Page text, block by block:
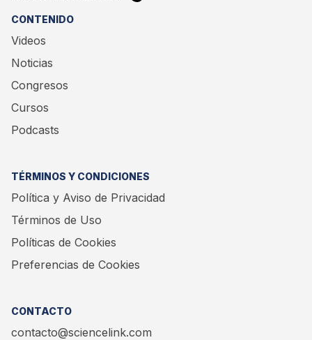
CONTENIDO
Videos
Noticias
Congresos
Cursos
Podcasts
TÉRMINOS Y CONDICIONES
Política y Aviso de Privacidad
Términos de Uso
Políticas de Cookies
Preferencias de Cookies
CONTACTO
contacto@sciencelink.com